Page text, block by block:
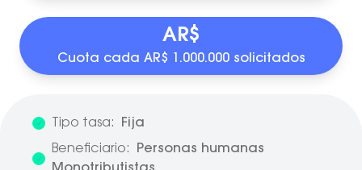
AR$
Cuota cada AR$ 1.000.000 solicitados
Tipo tasa:
Fija
Beneficiario:
Personas humanas